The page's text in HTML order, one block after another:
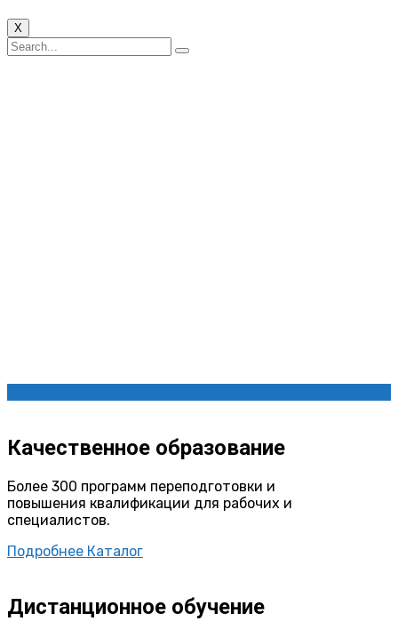
X
Качественное образование
Более 300 программ переподготовки и
повышения квалификации для рабочих и
специалистов.
Подробнее Каталог
Дистанционное обучение